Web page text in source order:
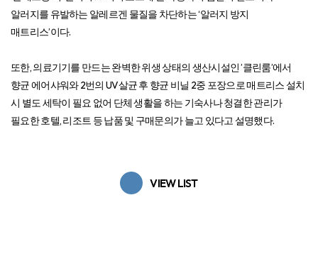
알러지를 유발하는 알레르겐 물질을 차단하는 ‘알러지 방지
매트리스’이다.
또한, 의료기기를 만드는 완벽한 위생 상태의 생산시설인 ’클린룸’에서
향균 에어샤워와 2번의 UV살균 후 향균 비닐 2중 포장으로 매트리스 설치
시 별도 세탁이 필요 없어 단체 생활을 하는 기숙사나 청결한 관리가
필요한 호텔, 리조트 등 납품 및 구매문의가 늘고 있다고 설명했다.
VIEW LIST